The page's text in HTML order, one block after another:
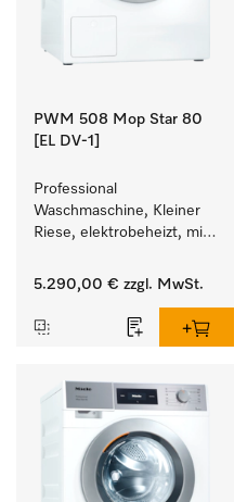
PWM 508 Mop Star 80
[EL DV-1]
Professional
Waschmaschine, Kleiner
Riese, elektrobeheizt, mit
die Anforderungen im
Füllgewicht 8 kg.
5.290,00 € zzgl. MwSt.